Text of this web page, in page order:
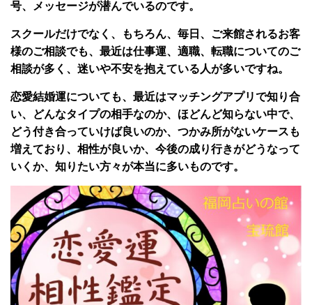
号、メッセージが潜んでいるのです。
スクールだけでなく、もちろん、毎日、ご来館されるお客
様のご相談でも、最近は仕事運、適職、転職についてのご
相談が多く、迷いや不安を抱えている人が多いですね。
恋愛結婚運についても、最近はマッチングアプリで知り合
い、どんなタイプの相手なのか、ほどんど知らない中で、
どう付き合っていけば良いのか、つかみ所がないケースも
増えており、相性が良いか、今後の成り行きがどうなって
いくか、知りたい方々が本当に多いものです。